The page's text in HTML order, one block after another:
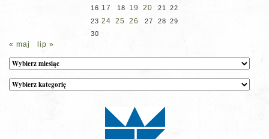
16 17 18 19 20 21
22
23 24 25 26 27 28 29
30
« maj lip »
Archiwum
Kategorie
wpisów